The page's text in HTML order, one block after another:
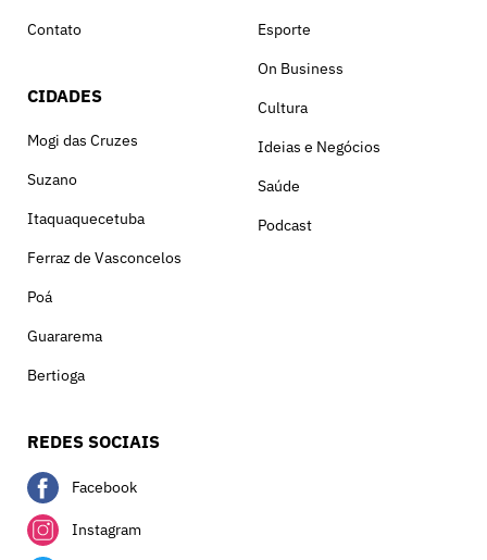
Contato
CIDADES
Mogi das Cruzes
Suzano
Itaquaquecetuba
Ferraz de Vasconcelos
Poá
Guararema
Bertioga
Esporte
On Business
Cultura
Ideias e Negócios
Saúde
Podcast
REDES SOCIAIS
Facebook
Instagram